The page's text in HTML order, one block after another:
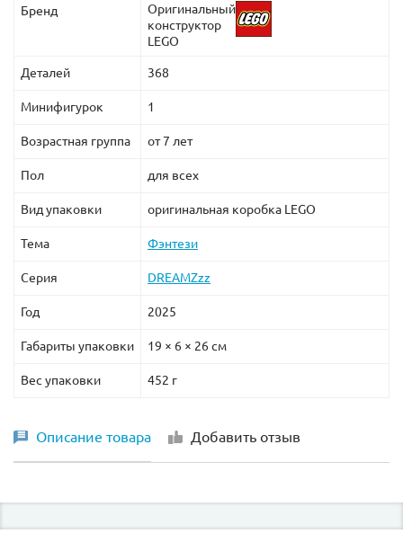
Бренд
Оригинальный
конструктор
LEGO
Деталей 368
Минифигурок 1
Возрастная группа от 7 лет
Пол для всех
Вид упаковки оригинальная коробка LEGO
Тема Фэнтези
Серия DREAMZzz
Год 2025
Габариты упаковки 19 × 6 × 26 см
Вес упаковки 452 г
Описание товара Добавить отзыв